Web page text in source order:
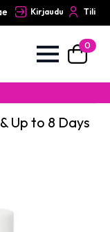
Kirjaudu Tili
0
Up to 8 Days